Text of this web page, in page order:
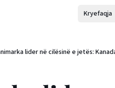
Kryefaqja
lider në cilësinë e jetës: